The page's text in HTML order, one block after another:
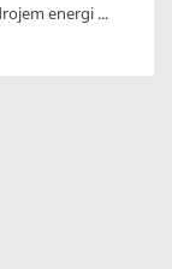
energi ...